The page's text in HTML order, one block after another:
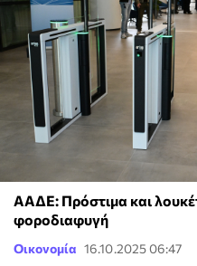
ΑΑΔΕ: Πρόστιμα και
φοροδιαφυγή
Οικονομία 16.10.2025 06:47